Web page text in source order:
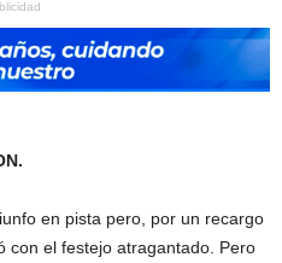
en pista pero, por un recargo
con el festejo atragantado. Pero